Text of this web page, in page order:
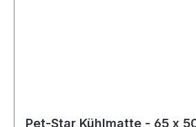
Pet-Star Kühlmatte - 65 x